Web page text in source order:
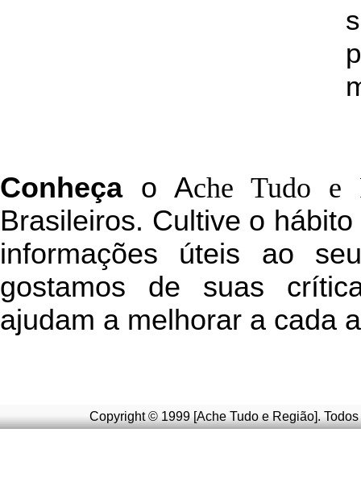
Conheçao Ache Tudo e
Brasileiros. Cultive o
informações úteis ao
gostamos de suas
ajudam a melhorar a cada
Copyright © 1999 [Ache Tudo e Região].